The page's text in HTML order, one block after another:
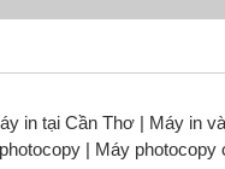
in tại Cần Thơ | Máy in
| Máy photocopy